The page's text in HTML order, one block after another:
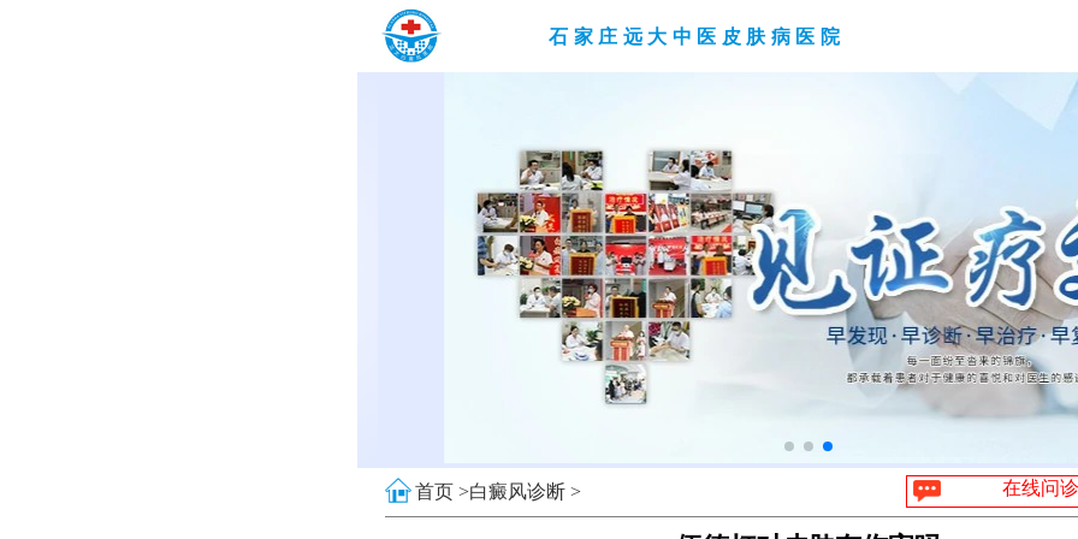
石家庄远大中医皮肤病医院
首页 >白癜风诊断 > 在线问